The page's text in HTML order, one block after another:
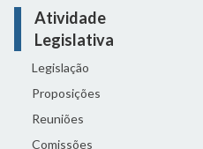
Atividade
Legislativa
Legislação
Proposições
Reuniões
Comissões